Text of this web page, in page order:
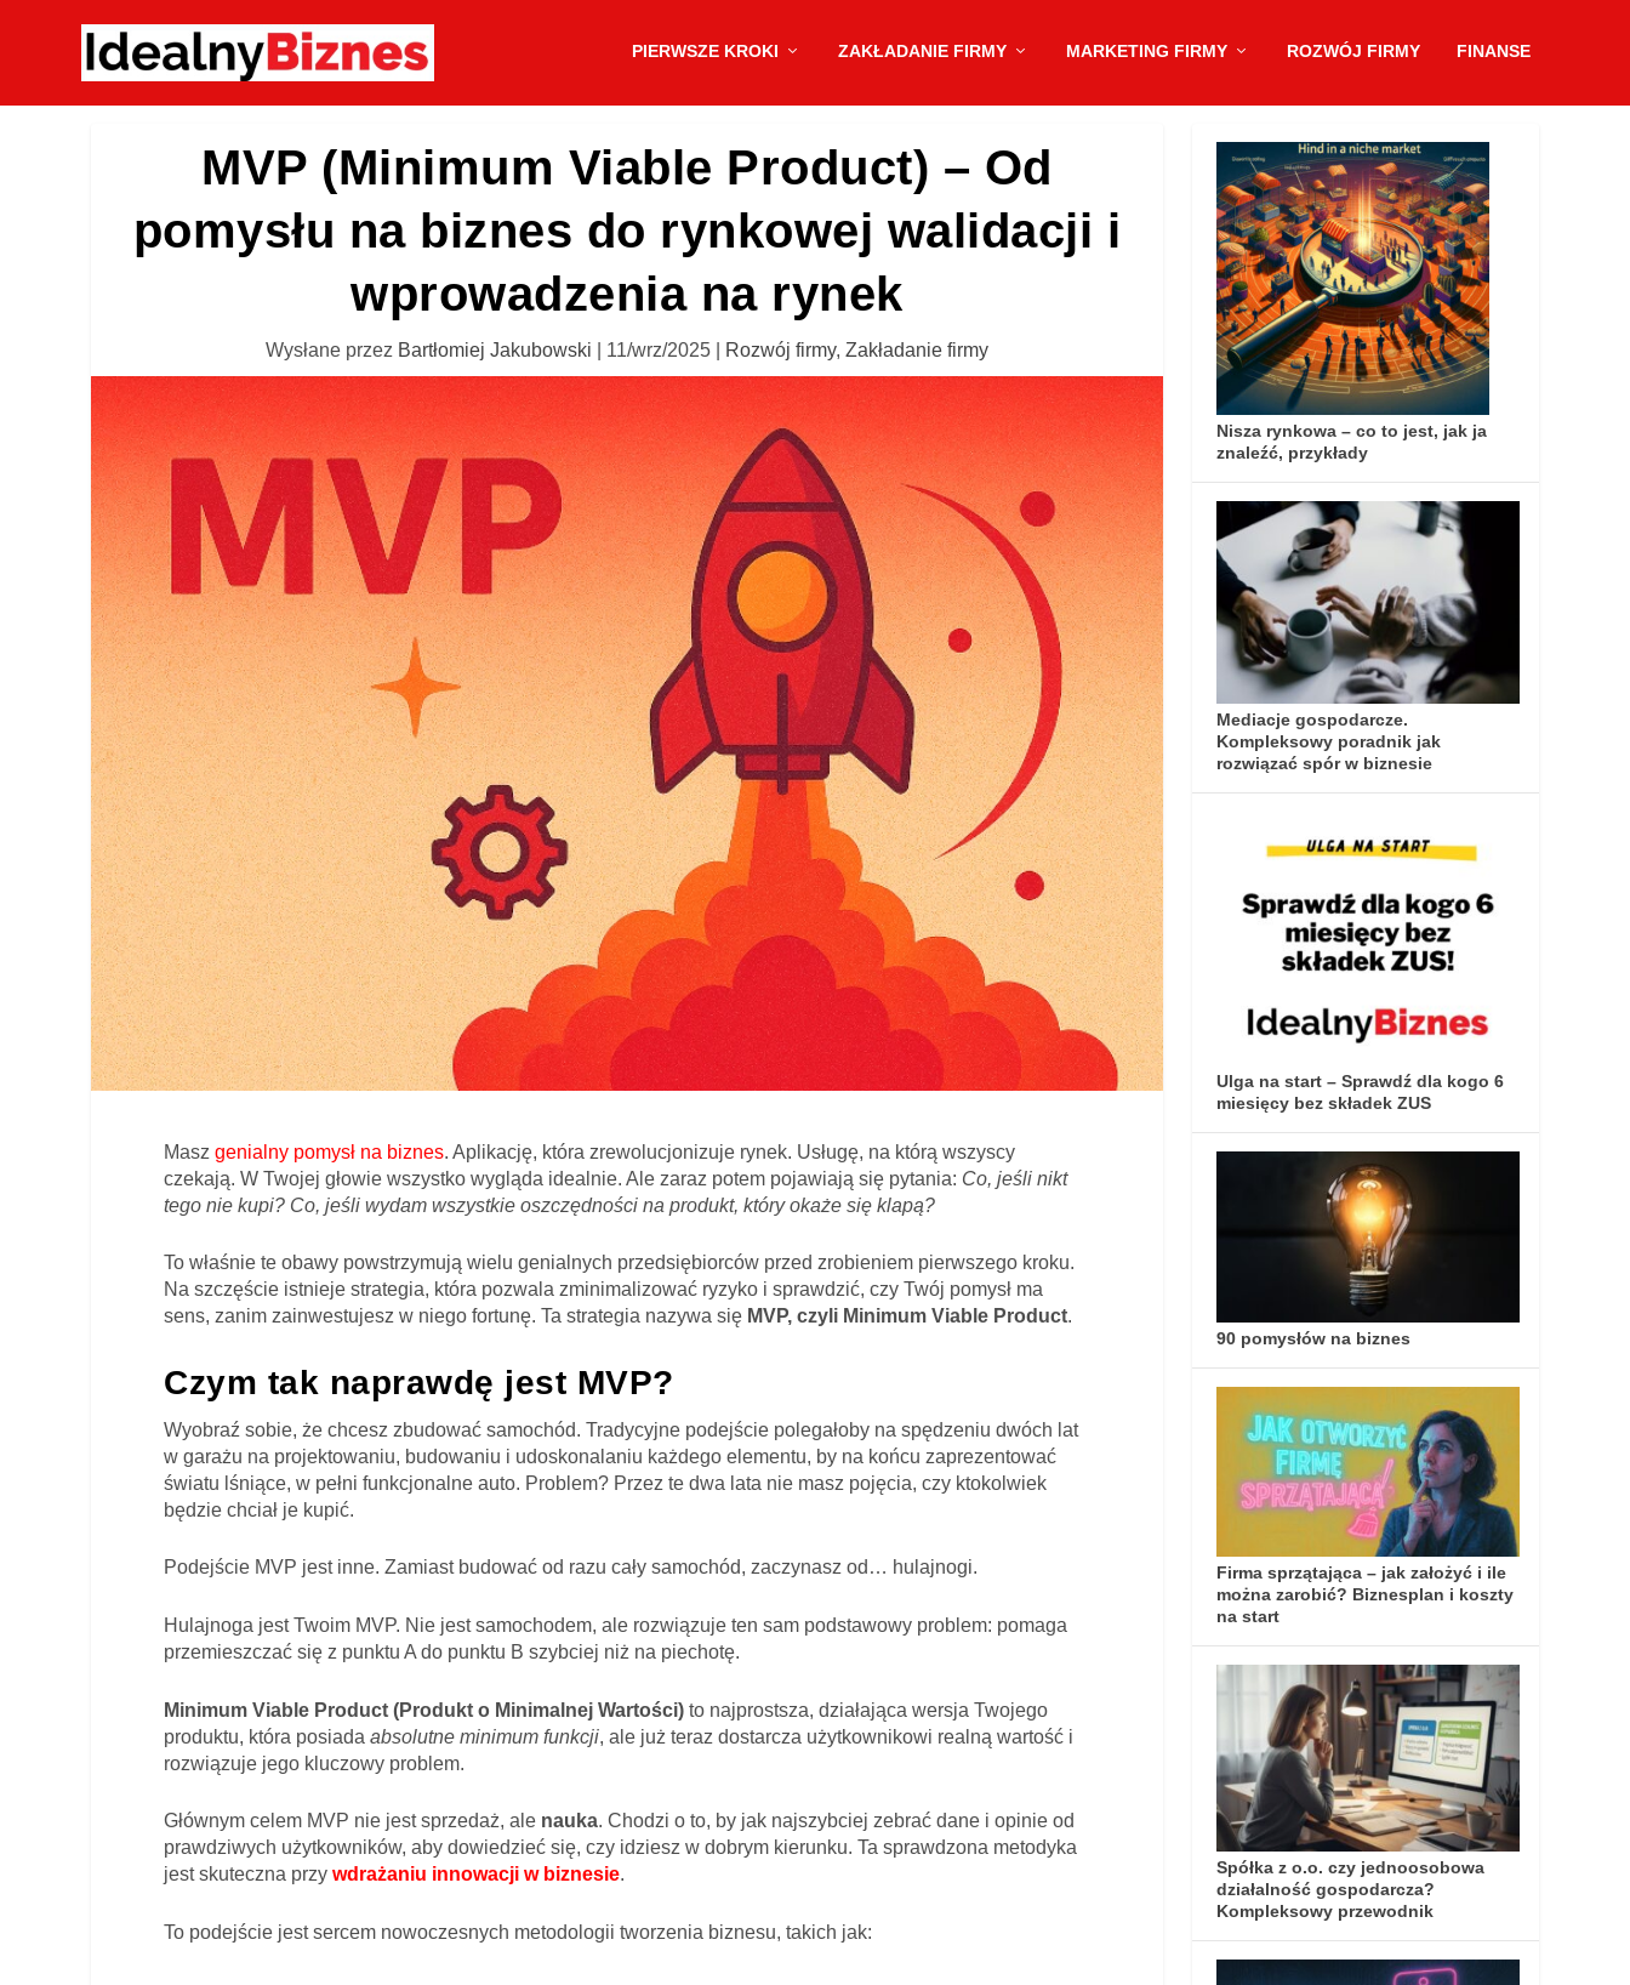
PIERWSZE KROKI ZAKŁADANIE FIRMY MARKETING FIRMY ROZWÓJ FIRMY FINANSE
MVP (Minimum Viable Product) – Od
pomysłu na biznes do rynkowej walidacji i
wprowadzenia na rynek
Wysłane przez Bartłomiej Jakubowski 11/wrz/2025| Rozwój firmy, Zakładanie firmy
Masz genialny pomysł na biznes. Aplikację, która zrewolucjonizuje rynek. Usługę, na którą wszyscy
czekają. W Twojej głowie wszystko wygląda idealnie. Ale zaraz potem pojawiają się pytania: Co, jeśli nikt
tego nie kupi? Co, jeśli wydam wszystkie oszczędności na produkt, który okaże się klapą?
To właśnie te obawy powstrzymują wielu genialnych przedsiębiorców przed zrobieniem pierwszego kroku.
Na szczęście istnieje strategia, która pozwala zminimalizować ryzyko i sprawdzić, czy Twój pomysł ma
sens, zanim zainwestujesz w niego fortunę. Ta strategia nazywa się MVP, czyli Minimum Viable Product.
Czym tak naprawdę jest MVP?
Wyobraź sobie, że chcesz zbudować samochód. Tradycyjne podejście polegałoby na spędzeniu dwóch lat
w garażu na projektowaniu, budowaniu i udoskonalaniu każdego elementu, by na końcu zaprezentować
światu lśniące, w pełni funkcjonalne auto. Problem? Przez te dwa lata nie masz pojęcia, czy ktokolwiek
będzie chciał je kupić.
Podejście MVP jest inne. Zamiast budować od razu cały samochód, zaczynasz od… hulajnogi.
Hulajnoga jest Twoim MVP. Nie jest samochodem, ale rozwiązuje ten sam podstawowy problem: pomaga
przemieszczać się z punktu A do punktu B szybciej niż na piechotę.
Minimum Viable Product (Produkt o Minimalnej Wartości) to najprostsza, działająca wersja Twojego
produktu, która posiada absolutne minimum funkcji, ale już teraz dostarcza użytkownikowi realną wartość i
rozwiązuje jego kluczowy problem.
Głównym celem MVP nie jest sprzedaż, ale nauka. Chodzi o to, by jak najszybciej zebrać dane i opinie od
prawdziwych użytkowników, aby dowiedzieć się, czy idziesz w dobrym kierunku. Ta sprawdzona metodyka
jest skuteczna przy wdrażaniu innowacji w biznesie.
To podejście jest sercem nowoczesnych metodologii tworzenia biznesu, takich jak:
Nisza rynkowa – co to jest, jak ja
znaleźć, przykłady
Mediacje gospodarcze.
Kompleksowy poradnik jak
rozwiązać spór w biznesie
Ulga na start – Sprawdź dla kogo 6
miesięcy bez składek ZUS
90 pomysłów na biznes
Firma sprzątająca – jak założyć i ile
można zarobić? Biznesplan i koszty
na start
Spółka z o.o. czy jednoosobowa
działalność gospodarcza?
Kompleksowy przewodnik